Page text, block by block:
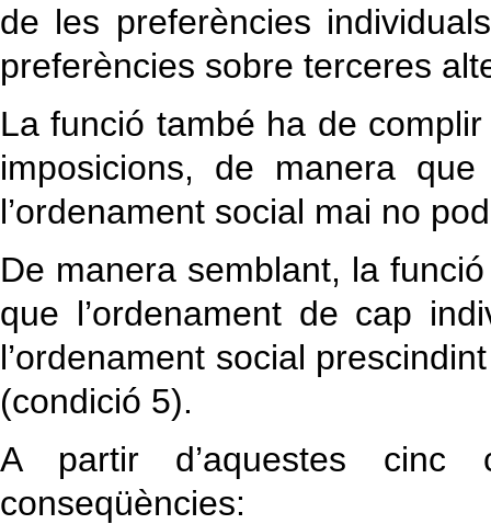
de les preferències
preferències sobre terceres
La funció també ha de
imposicions, de manera
l’ordenament social mai no
De manera semblant, la
que l’ordenament de cap
l’ordenament social
(condició 5).
A partir d’aquestes cinc
conseqüències: